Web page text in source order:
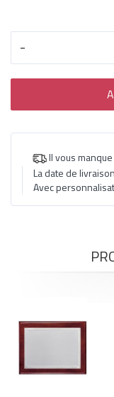
-
Il vous manque
La date de livraison
Avec